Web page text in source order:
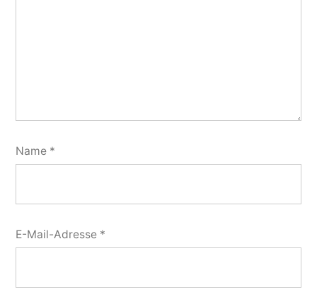
Name *
E-Mail-Adresse *